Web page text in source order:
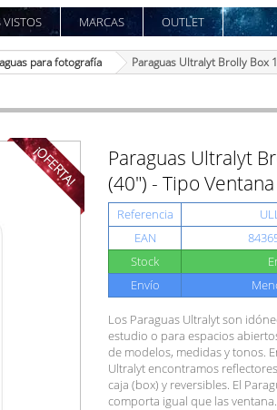
VISTOS MARCAS OUTLET
para fotografía Paraguas Ultralyt Brolly Box
¡OFERTA!
Paraguas Ultralyt
(40") - Tipo Ventana
Referencia
EAN
Stock
Envío
Los Paraguas Ultralyt son
estudio o para espacios
de modelos, medidas y tonos.
Ultralyt encontramos
caja (box) y reversibles. El
comporta igual que las ventana...